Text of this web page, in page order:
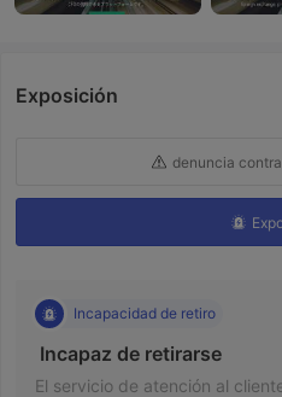
Exposición
denuncia
Incapacidad de retiro
El servicio de atención al